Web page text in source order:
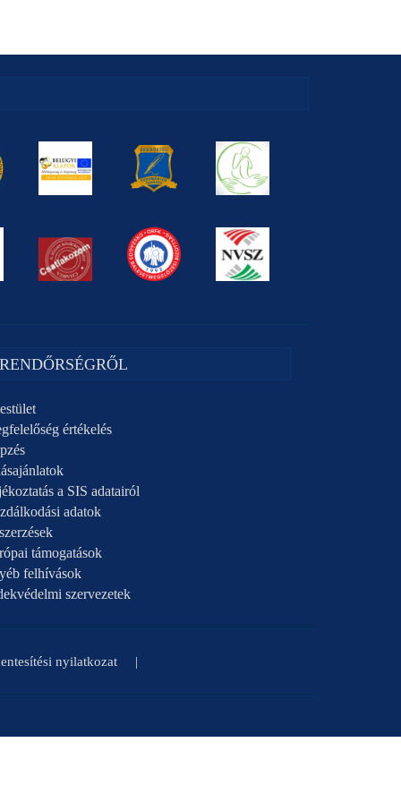
értékelés
a SIS adatairól
adatok
támogatások
felhívások
szervezetek
nyilatkozat